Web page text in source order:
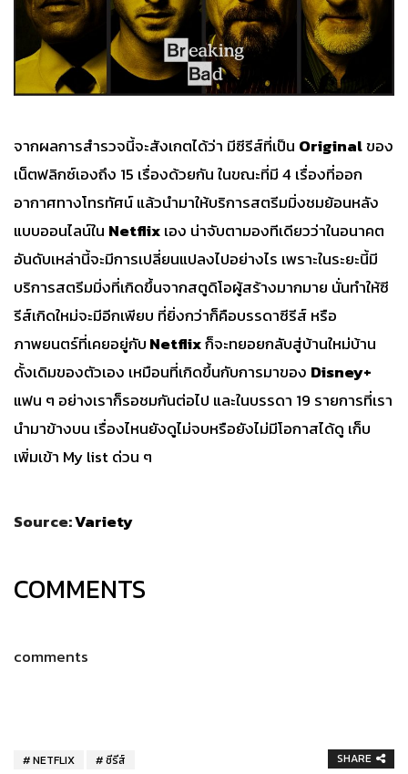
จากผลการสำรวจนี้จะสังเกตได้ว่า มีซีรีส์ที่เป็น Originalของ
เน็ตฟลิกซ์เองถึง 15 เรื่องด้วยกัน ในขณะที่มี 4 เรื่องที่ออก
อากาศทางโทรทัศน์ แล้วนำมาให้บริการสตรีมมิ่งชมย้อนหลัง
แบบออนไลน์ใน Netflixเอง น่าจับตามองทีเดียวว่าในอนาคต
อันดับเหล่านี้จะมีการเปลี่ยนแปลงไปอย่างไร เพราะในระยะนี้มี
บริการสตรีมมิ่งที่เกิดขึ้นจากสตูดิโอผู้สร้างมากมาย นั่นทำให้ซี
รีส์เกิดใหม่จะมีอีกเพียบ ที่ยิ่งกว่าก็คือบรรดาซีรีส์ หรือ
ภาพยนตร์ที่เคยอยู่กับNetflixก็จะทยอยกลับสู่บ้านใหม่บ้าน
ดั้งเดิมของตัวเอง เหมือนที่เกิดขึ้นกับการมาของ Disney+
แฟน ๆ อย่างเราก็รอชมกันต่อไป และในบรรดา 19 รายการที่เรา
นำมาข้างบน เรื่องไหนยังดูไม่จบหรือยังไม่มีโอกาสได้ดู เก็บ
เพิ่มเข้า My list ด่วน ๆ
Source:Variety
COMMENTS
comments
NETFLIX ซีรีส์ SHARE